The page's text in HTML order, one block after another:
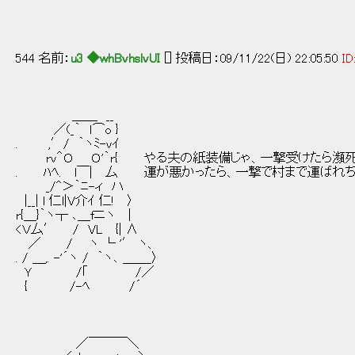
544 名前： u3 ◆whBvhslvUI [] 投稿日：09/11/22(日) 22:05:50 ID:
／(_｀ ｌ⌒o }
. ,′/ ｀ヽﾐ-vｲ
rv＾Ｏ Ｏ'｀r{ やる夫の紙装備じゃ、一撃受けたら瀕死
. ﾊﾍ. l￣| 厶 運が悪かったら、一撃で村まで運ばれち
_/^＞｀ﾆ-ィ ハ
|__| l 仁l|V介ｲ 仁! 〉
r{＿}｀ヽ┬ ､＿fニヽ |
<Ｖ厶′ / VL {| ∧
／ / ヽ └ '′ ヽ、
. / ＿,. -'´ヽ / ｀ヽ､ ＿＿_〉
Ｙ /｢ /／
{ /-ﾍ /´
／￣￣￣＼